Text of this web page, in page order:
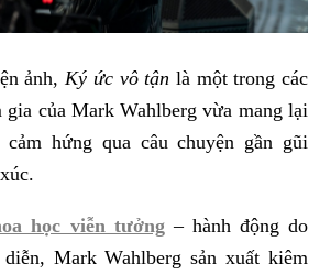
ảnh, Ký ức vô tận là một trong các
gia của Mark Wahlberg vừa mang lại
hứng qua câu chuyện gần gũi
học viễn tưởng– hành động do
Mark Wahlberg sản xuất kiêm